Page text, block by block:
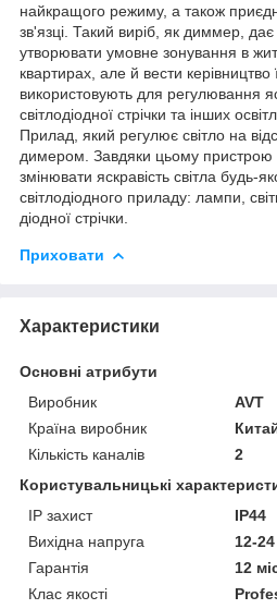
найкращого режиму, а також
зв'язці. Такий виріб, як диммер, дає
утворювати умовне зонування в
квартирах, але й вести
використовують для регулювання
світлодіодної стрічки та інших
Прилад, який регулює світло на
димером. Завдяки цьому пристрою
змінювати яскравість світла будь-
світлодіодного приладу: лампи,
діодної стрічки.
Приховати
Характеристики
Основні атрибути
Виробник
AVT
Країна виробник
Кількість каналів
2
Користувальницькі
IP захист
IP44
Вихідна напруга
12-
Гарантія
12
Клас якості